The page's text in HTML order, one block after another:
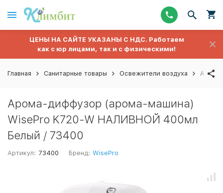
ЦЕНЫ НА САЙТЕ УКАЗАНЫ С НДС. Работаем
как с юр лицами, так и с физическими!
Главная Санитарные товары Освежители воздуха
Арома-диффузор (арома-машина)
WisePro K720-W НАЛИВНОЙ 400мл
Белый / 73400
Артикул: 73400 Бренд: WisePro